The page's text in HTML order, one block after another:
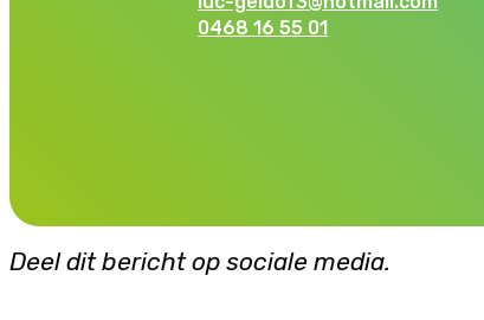
0468 16 55 01
Deel dit bericht op sociale media.